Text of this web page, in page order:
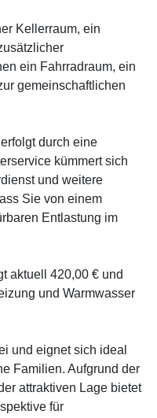
Kellerraum, ein
ein Fahrradraum, ein
gemeinschaftlichen
durch eine
kümmert sich
und weitere
Sie von einem
Entlastung im
aktuell 420,00 € und
und Warmwasser
und eignet sich ideal
Familien. Aufgrund der
attraktiven Lage bietet
für